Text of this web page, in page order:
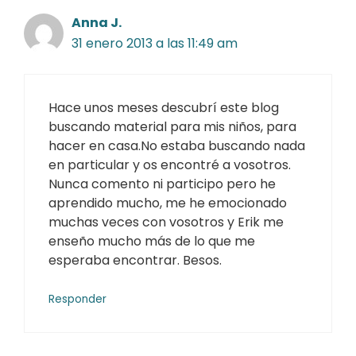
Anna J.
31 enero 2013 a las 11:49 am
Hace unos meses descubrí este blog
buscando material para mis niños, para
hacer en casa.No estaba buscando nada
en particular y os encontré a vosotros.
Nunca comento ni participo pero he
aprendido mucho, me he emocionado
muchas veces con vosotros y Erik me
enseño mucho más de lo que me
esperaba encontrar. Besos.
Responder